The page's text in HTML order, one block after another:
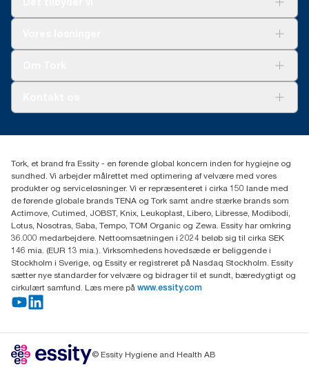
Smiley-rapport
(+45) 48 16 82 44
Professional Hygiene
Gydevang 33
DK-3450 Allerød
Tork, et brand fra Essity - en førende global koncern inden for hygiejne og
sundhed. Vi arbejder målrettet med optimering af velvære med vores
produkter og serviceløsninger. Vi er repræsenteret i cirka 150 lande med
de førende globale brands TENA og Tork samt andre stærke brands som
Actimove, Cutimed, JOBST, Knix, Leukoplast, Libero, Libresse, Modibodi,
Lotus, Nosotras, Saba, Tempo, TOM Organic og Zewa. Essity har omkring
36.000 medarbejdere. Nettoomsætningen i 2024 beløb sig til cirka SEK
146 mia. (EUR 13 mia.). Virksomhedens hovedsæde er beliggende i
Stockholm i Sverige, og Essity er registreret på Nasdaq Stockholm. Essity
sætter nye standarder for velvære og bidrager til et sundt, bæredygtigt og
cirkulært samfund. Læs mere på www.essity.com
© Essity Hygiene and Health AB